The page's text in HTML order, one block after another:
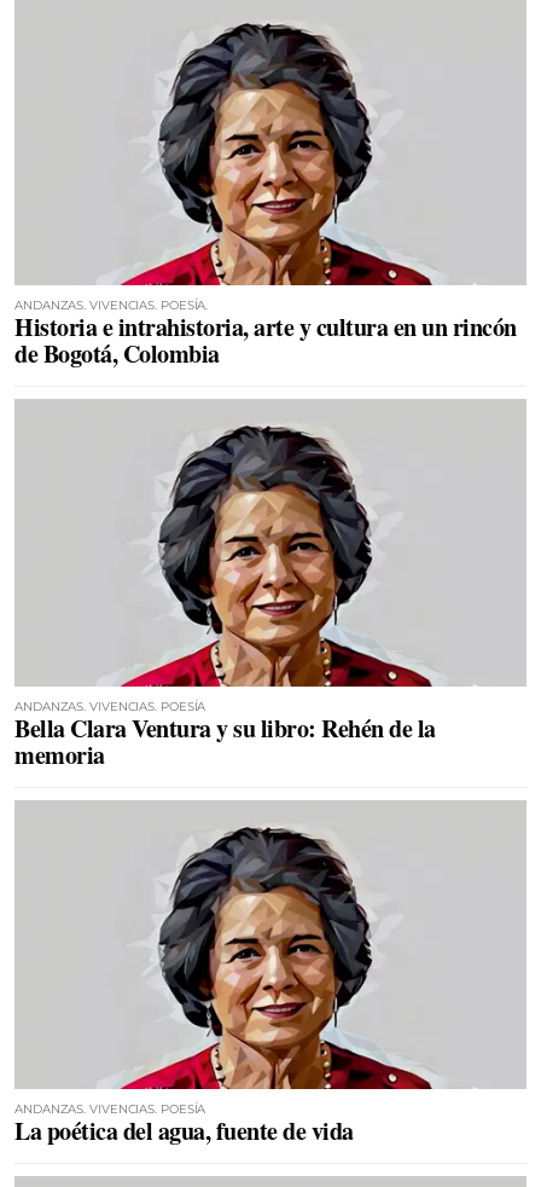
ANDANZAS. VIVENCIAS. POESÍA.
Historia e intrahistoria, arte y cultura en un rincón
de Bogotá, Colombia
ANDANZAS. VIVENCIAS. POESÍA
Bella Clara Ventura y su libro: Rehén de la
memoria
ANDANZAS. VIVENCIAS. POESÍA
La poética del agua, fuente de vida